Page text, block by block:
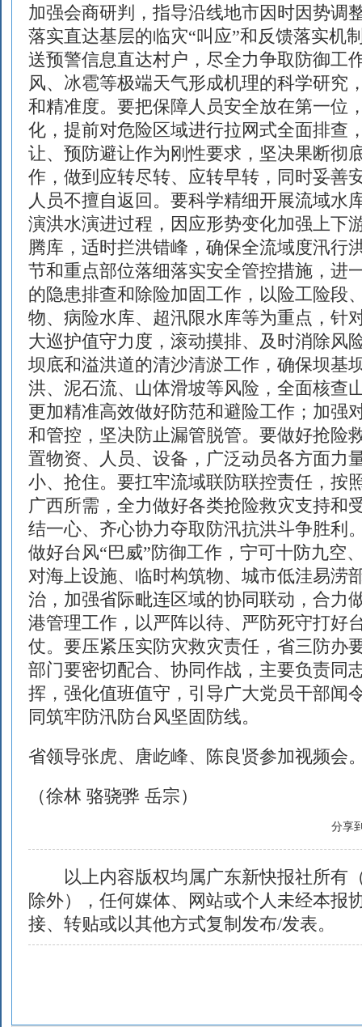
加强会商研判，指导沿线地市因时因势调
落实直达基层的临灾“叫应”和反馈落实机
送预警信息直达村户，尽全力争取防御工
风、冰雹等极端天气形成机理的科学研究
和精准度。要把保障人员安全放在第一位
化，提前对危险区域进行拉网式全面排查
让、预防避让作为刚性要求，坚决果断彻
作，做到应转尽转、应转早转，同时妥善
人员不擅自返回。要科学精细开展流域水
演洪水演进过程，因应形势变化加强上下
腾库，适时拦洪错峰，确保全流域度汛行
节和重点部位落细落实安全管控措施，进
的隐患排查和除险加固工作，以险工险段
物、病险水库、超汛限水库等为重点，针
大巡护值守力度，滚动摸排、及时消除风
坝底和溢洪道的清沙清淤工作，确保坝基
洪、泥石流、山体滑坡等风险，全面核查
更加精准高效做好防范和避险工作；加强
和管控，坚决防止漏管脱管。要做好抢险
置物资、人员、设备，广泛动员各方面力
小、抢住。要扛牢流域联防联控责任，按
广西所需，全力做好各类抢险救灾支持和
结一心、齐心协力夺取防汛抗洪斗争胜利
做好台风“巴威”防御工作，宁可十防九空
对海上设施、临时构筑物、城市低洼易涝
治，加强省际毗连区域的协同联动，合力
港管理工作，以严阵以待、严防死守打好
仗。要压紧压实防灾救灾责任，省三防办
部门要密切配合、协同作战，主要负责同
挥，强化值班值守，引导广大党员干部闻
同筑牢防汛防台风坚固防线。
省领导张虎、唐屹峰、陈良贤参加视频会
（徐林 骆骁骅 岳宗）
分享
以上内容版权均属广东新快报社所有
除外），任何媒体、网站或个人未经本报
接、转贴或以其他方式复制发布/发表。